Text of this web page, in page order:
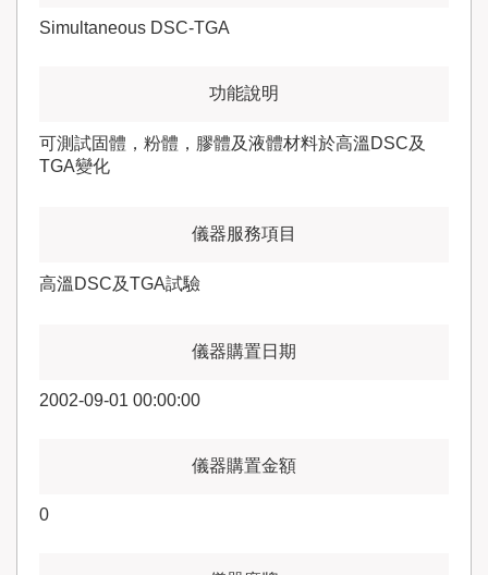
Simultaneous DSC-TGA
可測試固體，粉體，膠體及液體材料於高溫DSC及
TGA變化
高溫DSC及TGA試驗
2002-09-01 00:00:00
0